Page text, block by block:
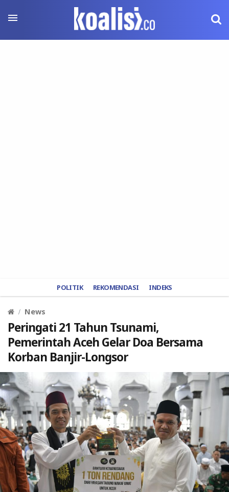
POLITIK REKOMENDASI INDEKS
News
Peringati 21 Tahun Tsunami,
Pemerintah Aceh Gelar Doa Bersama
Korban Banjir-Longsor